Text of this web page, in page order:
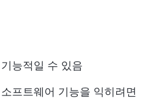
능적일 수 있음
프트웨어 기능을 익히려면